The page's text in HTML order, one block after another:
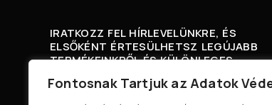
Fontosnak Tartjuk az Adatok
IRATKOZZ FEL HÍRLEVELÜNKRE, ÉS
ELSŐKÉNT ÉRTESÜLHETSZ LEGÚJABB
TERMÉKEINKRŐL ÉS KÜLÖNLEGES